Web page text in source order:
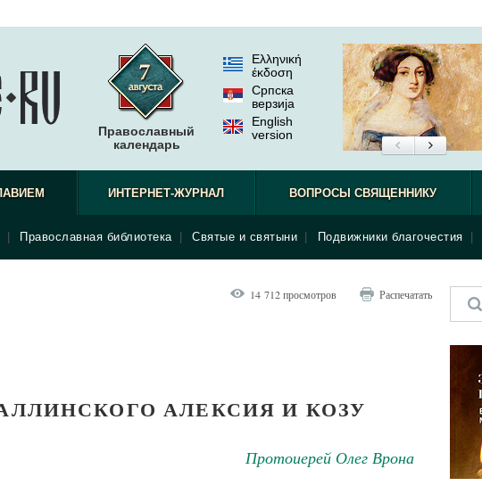
Православный
календарь
Ελληνική
έκδοση
Српска
верзиjа
English
version
Православная библиотека Святые и святыни Подвижники благочестия
ИНТЕРНЕТ-ЖУРНАЛ ВОПРОСЫ СВЯЩЕННИКУ
14 712 просмотров Распечатать
АЛЕКСИЯ И КОЗУ
Протоиерей Олег Врона